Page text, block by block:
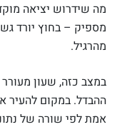
מספיק – בחוץ יורד
מהרגיל.
ההבדל. במקום להעיר
אמת לפי שורה של